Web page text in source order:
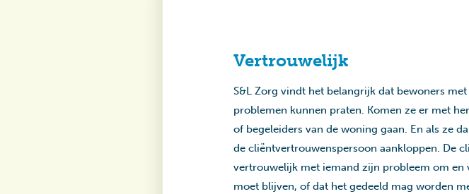
Vertrouwelijk
S&L Zorg vindt het belangrijk dat bewoners
problemen kunnen praten. Komen ze er met
of begeleiders van de woning gaan. En als ze
de cliëntvertrouwenspersoon aankloppen. De
vertrouwelijk met iemand zijn probleem om en
moet blijven, of dat het gedeeld mag worden